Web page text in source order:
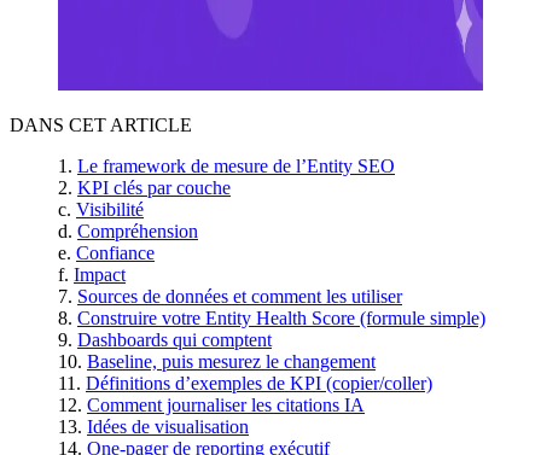
DANS CET ARTICLE
Le framework de mesure de l’Entity SEO
KPI clés par couche
Visibilité
Compréhension
Confiance
Impact
Sources de données et comment les utiliser
Construire votre Entity Health Score (formule simple)
Dashboards qui comptent
Baseline, puis mesurez le changement
Définitions d’exemples de KPI (copier/coller)
Comment journaliser les citations IA
Idées de visualisation
One‑pager de reporting exécutif